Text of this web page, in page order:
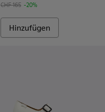
CHF 165 -20%
Hinzufügen